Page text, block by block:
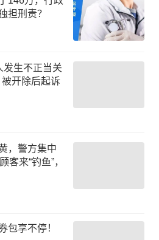
担刑责？
发生不正当关
开除后起诉
，警方集中
客来“钓鱼”，
包享不停！